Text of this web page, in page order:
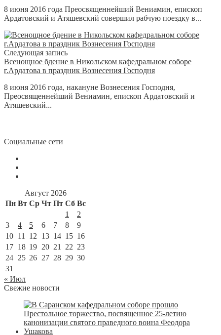
8 июня 2016 года Преосвященнейший Вениамин, епископ
Ардатовский и Атяшевский совершил рабчую поездку в...
Следующая запись
Всенощное бдение в Никольском кафедральном соборе
г.Ардатова в праздник Вознесения Господня
8 июня 2016 года, накануне Вознесения Господня,
Преосвященнейший Вениамин, епископ Ардатовский и
Атяшевский...
Социальные сети
Август 2026
Пн Вт Ср Чт Пт Сб Вс
1
2
3
4 5 6 7 8
9
10 11 12 13 14 15 16
17 18 19 20 21 22 23
24 25 26 27 28 29 30
31
« Июл
Свежие новости